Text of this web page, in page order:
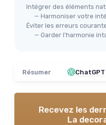
Intégrer des éléments
— Harmoniser votre
Éviter les erreurs
— Garder l'harmonie
Résumer ChatGPT
Recevez les
La